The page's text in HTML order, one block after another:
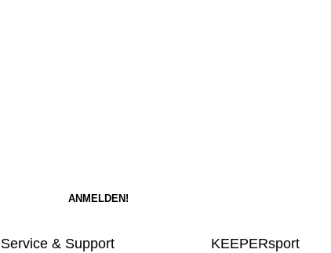
Service & Support KEEPERsport